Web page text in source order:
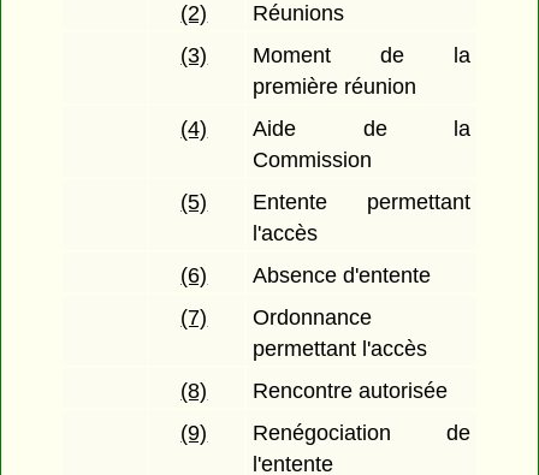
(2)
Réunions
(3)
Moment de la
première réunion
(4)
Aide de la
Commission
(5)
Entente permettant
l'accès
(6)
Absence d'entente
(7)
Ordonnance
permettant l'accès
(8)
Rencontre autorisée
(9)
Renégociation de
l'entente